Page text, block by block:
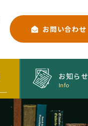
お問い合わせ
お知らせ
Info